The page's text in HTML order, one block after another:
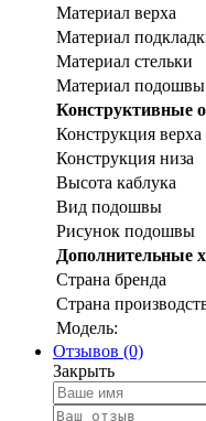
Материал верха
Материал
Материал стельки
Материал подошвы
Конструктивные
Конструкция верха
Конструкция низа
Высота каблука
Вид подошвы
Рисунок подошвы
Дополнительные
Страна бренда
Страна
Модель:
Отзывов (0)
Закрыть